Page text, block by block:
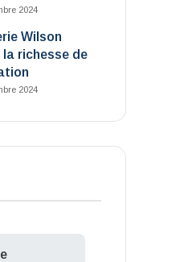
2024
Wilson
la richesse de
2024